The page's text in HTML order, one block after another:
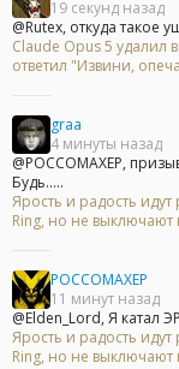
19 секунд назад
@Rutex, откуда
Claude Opus 5 удалил
ответил "Извини,
graa
4 минуты назад
@POCCOMAXEP,
Будь.....
Ярость и радость
Ring, но не выключают
POCCOMAXEP
11 минут назад
@Elden_Lord, Я катал
Ярость и радость
Ring, но не выключают